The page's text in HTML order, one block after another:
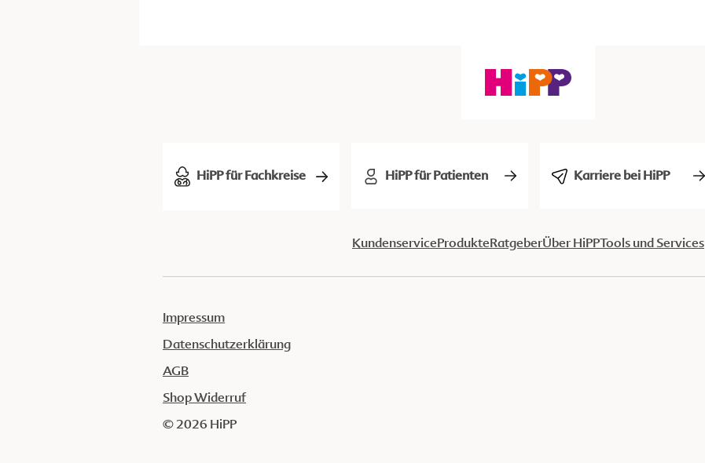
HiPP für Fachkreise HiPP für Patienten Karriere bei HiPP
KundenserviceProdukteRatgeberÜber HiPPTools und Services
Impressum
Datenschutzerklärung
AGB
Shop Widerruf
© 2026 HiPP